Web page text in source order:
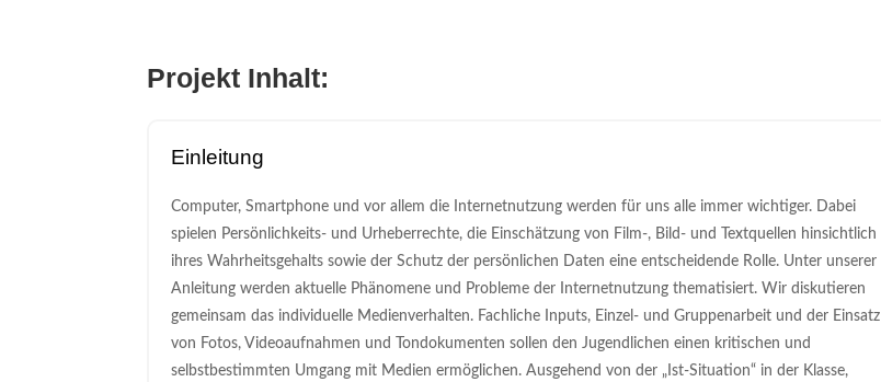
Projekt Inhalt:
Einleitung
Computer, Smartphone und vor allem die Internetnutzung werden für uns alle immer wichtiger. Dabei
spielen Persönlichkeits- und Urheberrechte, die Einschätzung von Film-, Bild- und Textquellen hinsichtlich
ihres Wahrheitsgehalts sowie der Schutz der persönlichen Daten eine entscheidende Rolle. Unter unserer
Anleitung werden aktuelle Phänomene und Probleme der Internetnutzung thematisiert. Wir diskutieren
gemeinsam das individuelle Medienverhalten. Fachliche Inputs, Einzel- und Gruppenarbeit und der Einsatz
von Fotos, Videoaufnahmen und Tondokumenten sollen den Jugendlichen einen kritischen und
selbstbestimmten Umgang mit Medien ermöglichen. Ausgehend von der „Ist-Situation“ in der Klasse,